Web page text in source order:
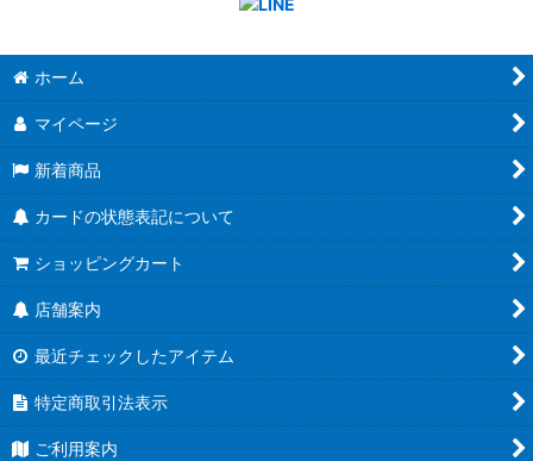
ホーム
マイページ
新着商品
カードの状態表記について
ショッピングカート
店舗案内
最近チェックしたアイテム
特定商取引法表示
ご利用案内